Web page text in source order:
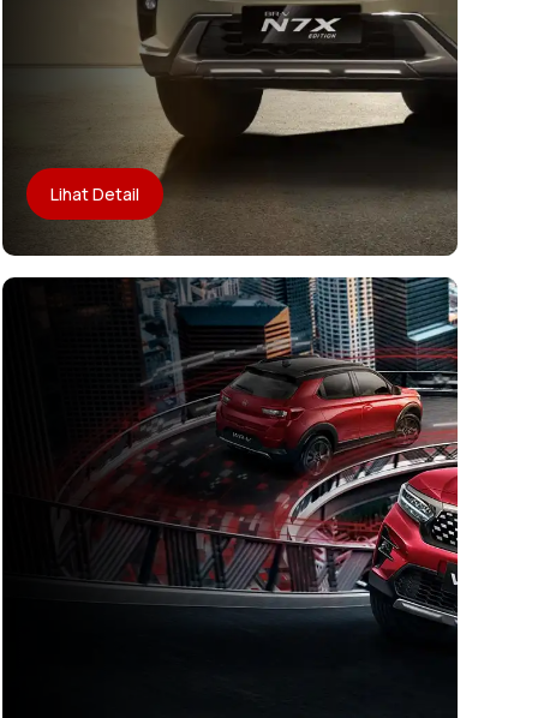
Lihat Detail